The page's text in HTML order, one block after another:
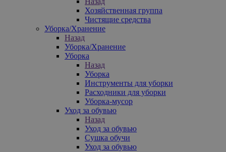
Хозяйственная группа
Чистящие средства
Уборка/Хранение
Назад
Уборка/Хранение
Уборка
Назад
Уборка
Инструменты для уборки
Расходники для уборки
Уборка-мусор
Уход за обувью
Назад
Уход за обувью
Сушка обучи
Уход за обувью